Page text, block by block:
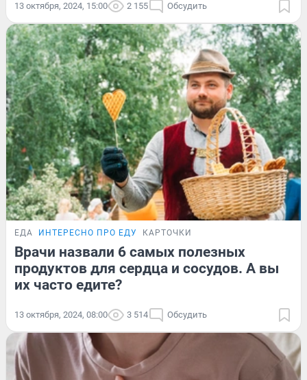
13 октября, 2024, 15:00 2 155 Обсудить
ЕДА ИНТЕРЕСНО ПРО ЕДУ КАРТОЧКИ
Врачи назвали 6 самых полезных
продуктов для сердца и сосудов. А вы
их часто едите?
13 октября, 2024, 08:00 3 514 Обсудить